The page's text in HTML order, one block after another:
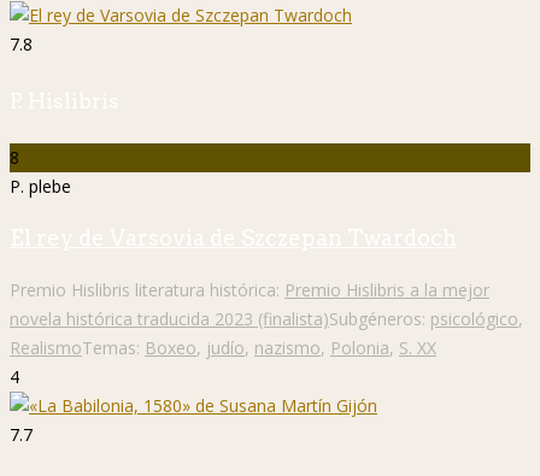
7.8
P. Hislibris
8
P. plebe
El rey de Varsovia de Szczepan Twardoch
Premio Hislibris literatura histórica: Premio Hislibris a la mejor
novela histórica traducida 2023 (finalista)Subgéneros: psicológico,
RealismoTemas: Boxeo, judío, nazismo, Polonia, S. XX
4
7.7